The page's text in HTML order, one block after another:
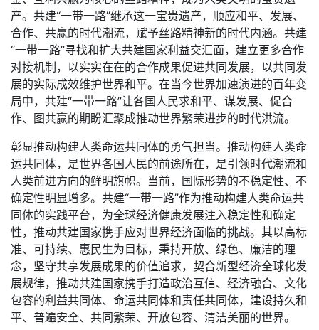
产。共建“一带一路”继承这一宝贵遗产，顺应和平、发展、
合作、共赢的时代潮流，赋予丝路精神新的时代内涵。共建
“一带一路”寻找和扩大共建国家利益交汇面，建立更多合作
对接机制，以实实在在的合作成果促进共同发展，以共同发
展的实际成效维护世界和平。在当今世界加速演进的百年变
局中，共建“一带一路”让各国人民求和平、谋发展、促合
作、图共赢的期盼汇聚成推动世界繁荣进步的时代洪流。
彰显推动构建人类命运共同体的勇气担当。推动构建人类命
运共同体，是世界各国人民的前途所在，是引领时代潮流和
人类前进方向的鲜明旗帜。当前，国际形势的不稳定性、不
确定性明显增多。共建“一带一路”作为推动构建人类命运共
同体的实践平台，为全球经济健康发展注入稳定性和确定
性，推动共建国家携手应对世界经济面临的挑战。其以高标
准、可持续、惠民生为目标，秉持开放、绿色、廉洁的理
念，坚守共享发展成果的价值追求，契合新型经济全球化发
展规律，推动共建国家携手打造政治互信、经济融合、文化
包容的利益共同体、命运共同体和责任共同体，建设持久和
平、普遍安全、共同繁荣、开放包容、清洁美丽的世界。